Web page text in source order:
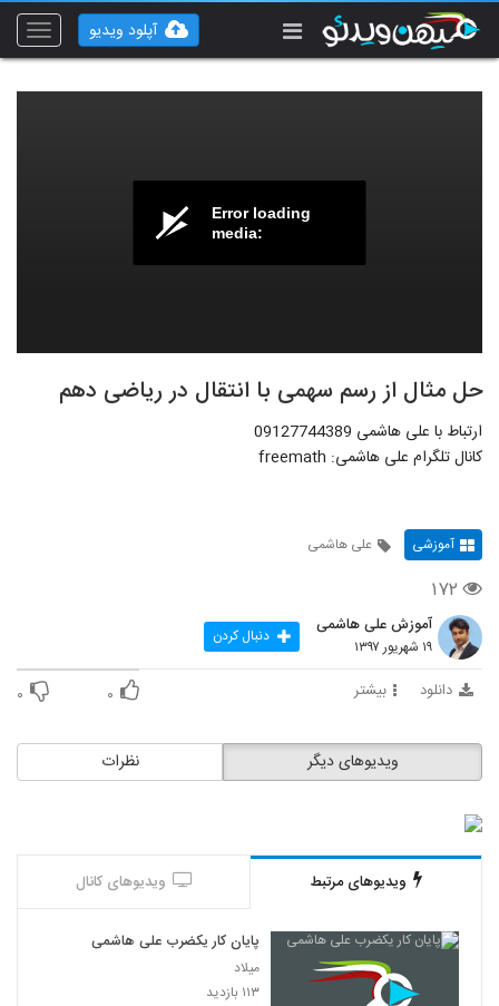
Toggle
آپلود ویدیو
Error loading
media:
حل مثال از رسم سهمی با انتقال در ریاضی دهم
ارتباط با علی هاشمی 09127744389
کانال تلگرام علی هاشمی: freemath
آموزشی علی هاشمی
۱۷۲
آموزش علی هاشمی
۱۹ شهریور ۱۳۹۷ دنبال کردن
دانلود بیشتر ۰ ۰
نظرات ویدیوهای دیگر
ویدیوهای مرتبط ویدیوهای کانال
پایان کار یکضرب علی هاشمی
میلاد
۱۱۳ بازدید